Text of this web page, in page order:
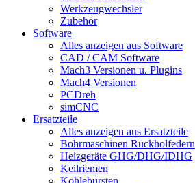
Werkzeugwechsler
Zubehör
Software
Alles anzeigen aus Software
CAD / CAM Software
Mach3 Versionen u. Plugins
Mach4 Versionen
PCDreh
simCNC
Ersatzteile
Alles anzeigen aus Ersatzteile
Bohrmaschinen Rückholfedern
Heizgeräte GHG/DHG/IDHG
Keilriemen
Kohlebürsten